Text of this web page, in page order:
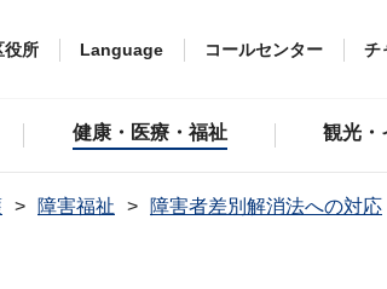
役所 Language コールセンター チ
健康・医療・福祉 観光・
障害福祉 障害者差別解消法への対応